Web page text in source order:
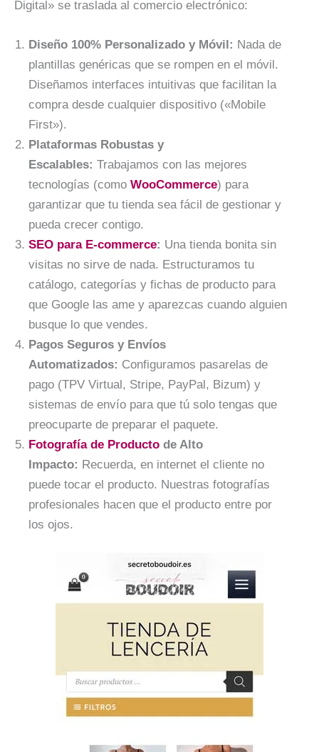
Digital» se traslada al comercio electrónico:
Diseño 100% Personalizado y Móvil: Nada de
plantillas genéricas que se rompen en el móvil.
Diseñamos interfaces intuitivas que facilitan la
compra desde cualquier dispositivo («Mobile
First»).
Plataformas Robustas y
Escalables: Trabajamos con las mejores
tecnologías (como WooCommerce) para
garantizar que tu tienda sea fácil de gestionar y
pueda crecer contigo.
SEO para E-commerce: Una tienda bonita sin
visitas no sirve de nada. Estructuramos tu
catálogo, categorías y fichas de producto para
que Google las ame y aparezcas cuando alguien
busque lo que vendes.
Pagos Seguros y Envíos
Automatizados: Configuramos pasarelas de
pago (TPV Virtual, Stripe, PayPal, Bizum) y
sistemas de envío para que tú solo tengas que
preocuparte de preparar el paquete.
Fotografía de Producto de Alto
Impacto: Recuerda, en internet el cliente no
puede tocar el producto. Nuestras fotografías
profesionales hacen que el producto entre por
los ojos.